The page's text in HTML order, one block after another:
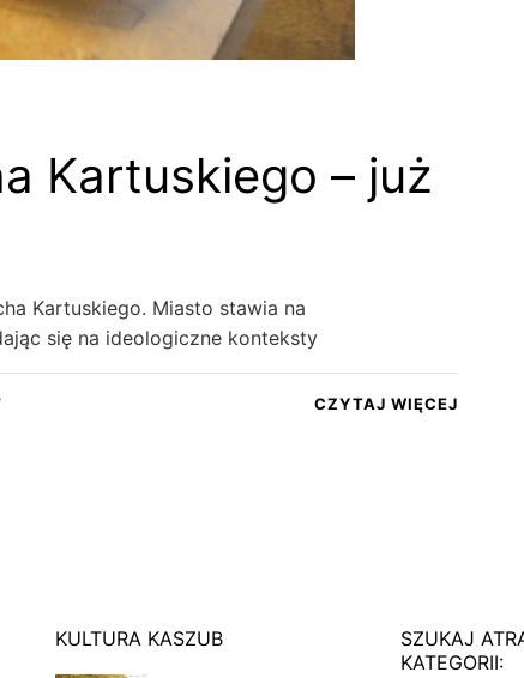
Kartuskiego – już
Kartuskiego. Miasto stawia na
się na ideologiczne konteksty
CZYTAJ WIĘCEJ
KULTURA KASZUB
SZUKAJ
KATEGORII: